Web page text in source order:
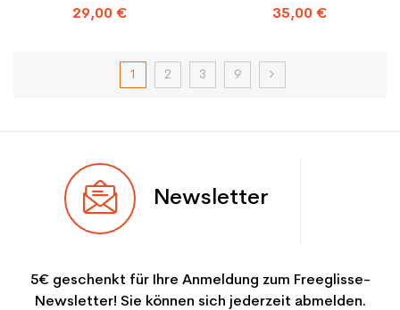
29,00 €
1_1 HAKEN
35,00 €
1 2 3 9
Newsletter
5€ geschenkt für Ihre Anmeldung zum Freeglisse-
Newsletter! Sie können sich jederzeit abmelden.